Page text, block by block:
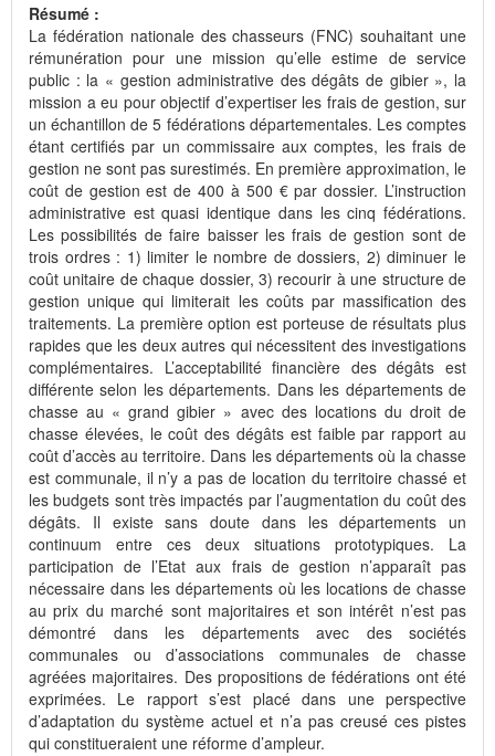
Résumé :
La fédération nationale des chasseurs (FNC) souhaitant une
rémunération pour une mission qu’elle estime de service
public : la « gestion administrative des dégâts de gibier », la
mission a eu pour objectif d’expertiser les frais de gestion, sur
un échantillon de 5 fédérations départementales. Les comptes
étant certifiés par un commissaire aux comptes, les frais de
gestion ne sont pas surestimés. En première approximation, le
coût de gestion est de 400 à 500 € par dossier. L’instruction
administrative est quasi identique dans les cinq fédérations.
Les possibilités de faire baisser les frais de gestion sont de
trois ordres : 1) limiter le nombre de dossiers, 2) diminuer le
coût unitaire de chaque dossier, 3) recourir à une structure de
gestion unique qui limiterait les coûts par massification des
traitements. La première option est porteuse de résultats plus
rapides que les deux autres qui nécessitent des investigations
complémentaires. L’acceptabilité financière des dégâts est
différente selon les départements. Dans les départements de
chasse au « grand gibier » avec des locations du droit de
chasse élevées, le coût des dégâts est faible par rapport au
coût d’accès au territoire. Dans les départements où la chasse
est communale, il n’y a pas de location du territoire chassé et
les budgets sont très impactés par l’augmentation du coût des
dégâts. Il existe sans doute dans les départements un
continuum entre ces deux situations prototypiques. La
participation de l’Etat aux frais de gestion n’apparaît pas
nécessaire dans les départements où les locations de chasse
au prix du marché sont majoritaires et son intérêt n’est pas
démontré dans les départements avec des sociétés
communales ou d’associations communales de chasse
agréées majoritaires. Des propositions de fédérations ont été
exprimées. Le rapport s’est placé dans une perspective
d’adaptation du système actuel et n’a pas creusé ces pistes
qui constitueraient une réforme d’ampleur.